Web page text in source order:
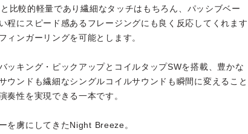
比較的軽量であり繊細なタッチはもちろん、パッシブベー
程にスピード感あるフレージングにも良く反応してくれます
ィンガーリングを可能とします。
ッキング・ピックアップとコイルタップSWを搭載、豊かな
ウンドも繊細なシングルコイルサウンドも瞬間に変えること
奏性を実現できる一本です。
を虜にしてきたNight Breeze。